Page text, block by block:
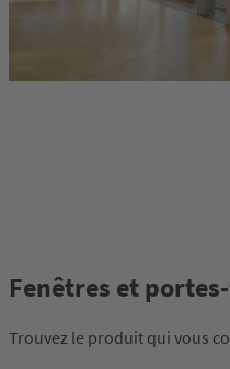
Fenêtres et
Trouvez le produit qui vous